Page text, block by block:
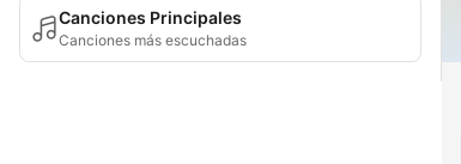
Canciones Principales
Canciones más escuchadas